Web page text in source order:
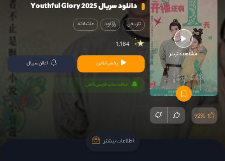
مشاهده تریلر
92%
دانلود سریال Youthful Glory 2025
تاریخی رازآلود عاشقانه
1,184
پخش آنلاین اعلان سریال
سافت ساب فارسی کامل
اطلاعات بیشتر